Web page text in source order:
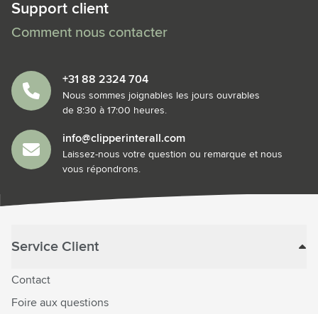
Support client
Comment nous contacter
+31 88 2324 704
Nous sommes joignables les jours ouvrables
de 8:30 à 17:00 heures.
info@clipperinterall.com
Laissez-nous votre question ou remarque et nous
vous répondrons.
Service Client
Contact
Foire aux questions